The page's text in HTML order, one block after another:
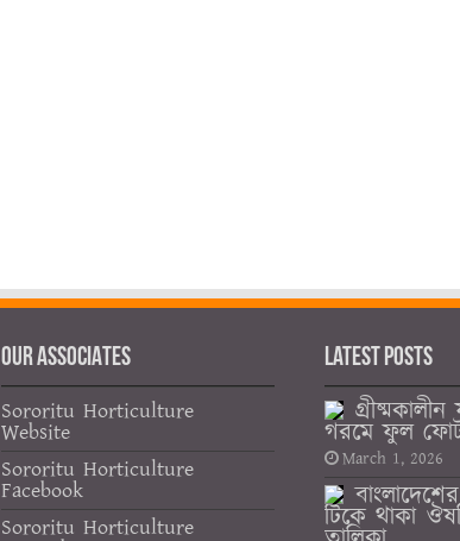
OUR ASSOCIATES
Sororitu Horticulture
Website
Sororitu Horticulture
Facebook
Sororitu Horticulture
Latest Posts
গরমে ফুল
March 1, 2026
টিকে থাকা